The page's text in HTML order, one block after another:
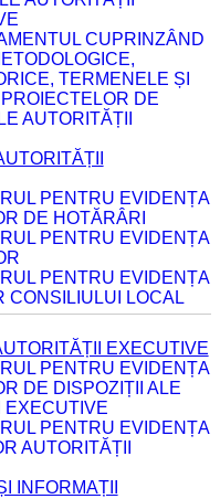
CUPRINZÂND
TERMENELE ȘI
DE
AUTORITĂȚII
PENTRU EVIDENȚA
DE HOTĂRÂRI
PENTRU EVIDENȚA
PENTRU EVIDENȚA
CONSILIULUI LOCAL
EXECUTIVE
PENTRU EVIDENȚA
DE DISPOZIȚII ALE
EXECUTIVE
PENTRU EVIDENȚA
AUTORITĂȚII
INFORMAȚII